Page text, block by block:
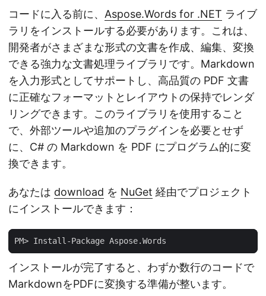
コードに入る前に、 Aspose.Words for .NET ライブ
ラリをインストールする必要があります。これは、
開発者がさまざまな形式の文書を作成、編集、変換
できる強力な文書処理ライブラリです。Markdown
を入力形式としてサポートし、高品質の PDF 文書
に正確なフォーマットとレイアウトの保持でレンダ
リングできます。このライブラリを使用すること
で、外部ツールや追加のプラグインを必要とせず
に、C# の Markdown を PDF にプログラム的に変
換できます。
あなたは download を NuGet 経由でプロジェクト
にインストールできます：
インストールが完了すると、わずか数行のコードで
MarkdownをPDFに変換する準備が整います。